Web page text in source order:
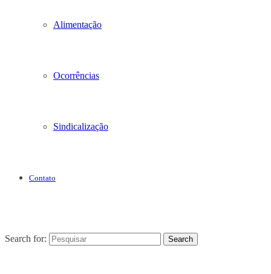
Alimentação
Ocorrências
Sindicalização
Contato
Search for: Search